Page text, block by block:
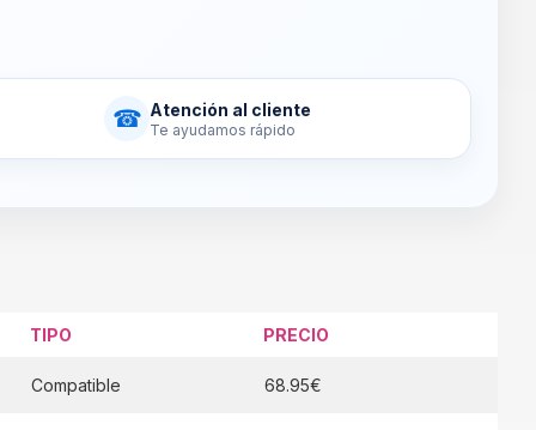
☎ Atención al cliente
Te ayudamos rápido
TIPO PRECIO
Compatible 68.95€